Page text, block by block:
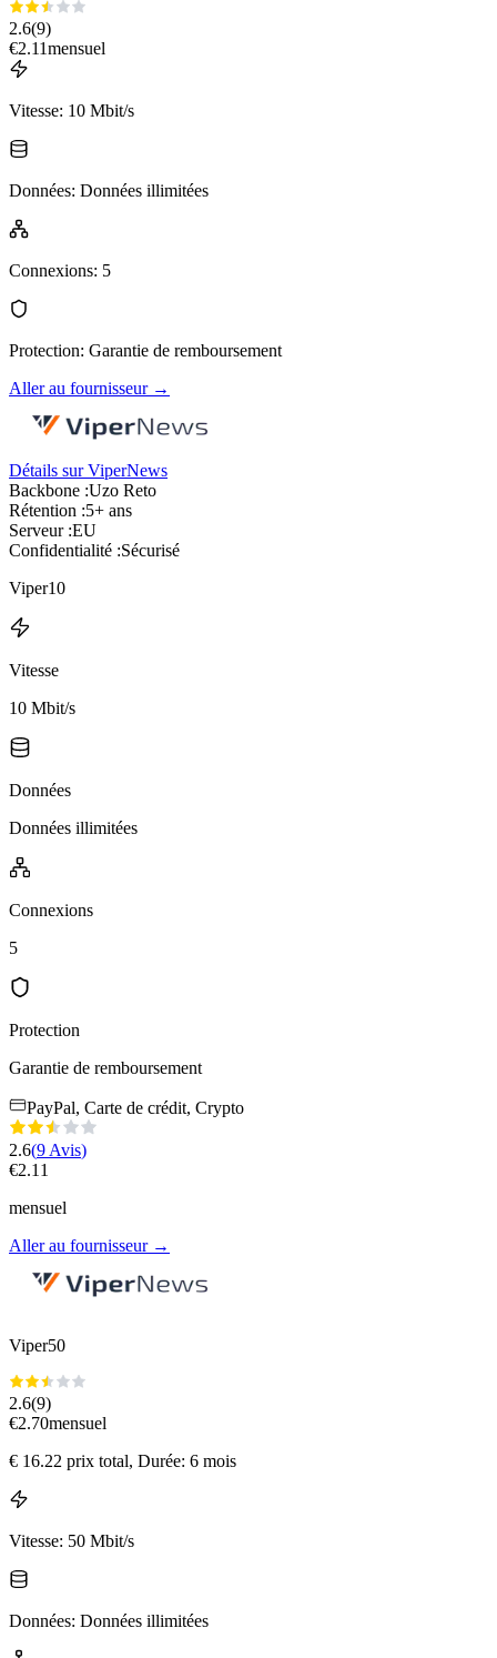
2.6(9)
€2.11mensuel
Vitesse: 10 Mbit/s
Données: Données illimitées
Connexions: 5
Protection: Garantie de remboursement
Aller au fournisseur→
Détails sur ViperNews
Backbone :Uzo Reto
Rétention :5+ ans
Serveur :EU
Confidentialité :Sécurisé
Viper10
Vitesse
10 Mbit/s
Données
Données illimitées
Connexions
5
Protection
Garantie de remboursement
PayPal, Carte de crédit, Crypto
2.6(9 Avis)
€2.11
mensuel
Aller au fournisseur→
Viper50
2.6(9)
€2.70mensuel
€ 16.22 prix total, Durée: 6 mois
Vitesse: 50 Mbit/s
Données: Données illimitées